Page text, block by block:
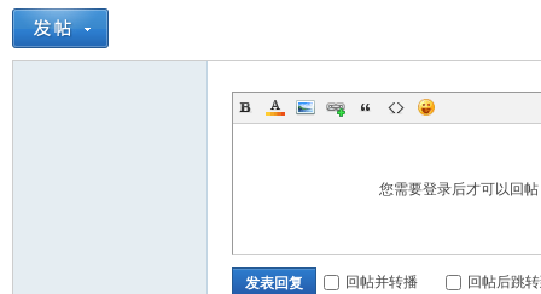
您需要登录后才可以回帖
发表回复 回帖并转播 回帖后跳